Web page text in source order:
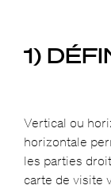
1)
Vertical ou
horizontale
les parties
carte de visite